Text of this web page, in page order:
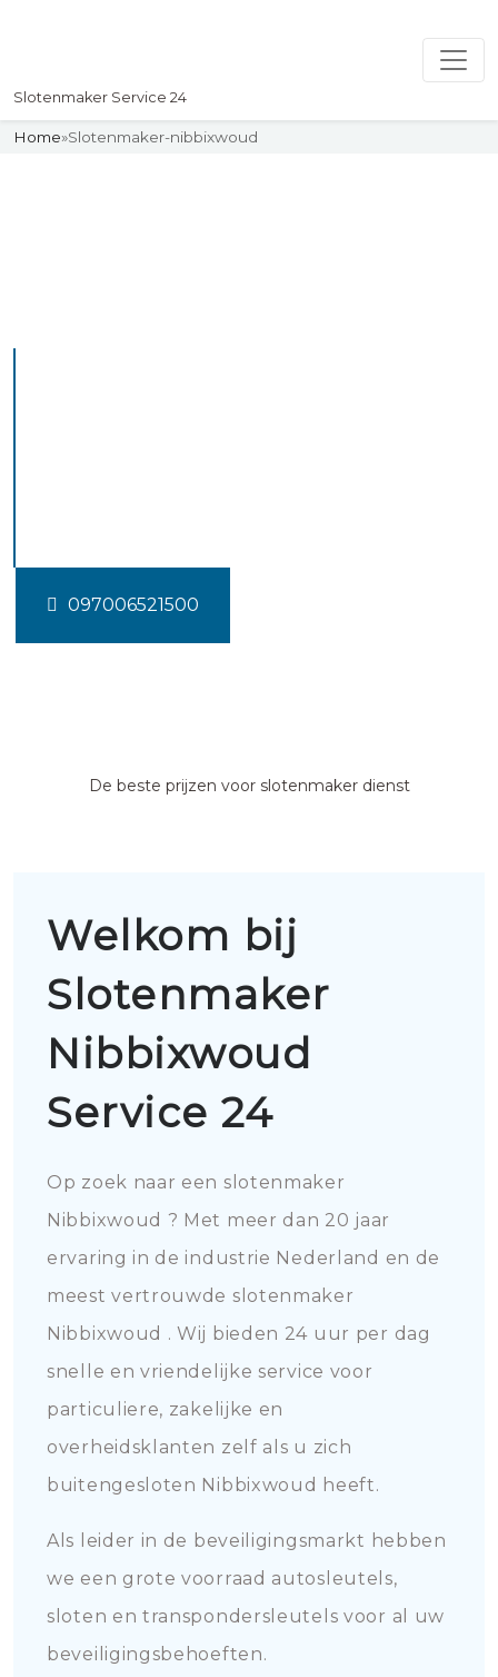
Slotenmaker Service 24
Home»Slotenmaker-nibbixwoud
097006521500
De beste prijzen voor slotenmaker dienst
Welkom bij
Slotenmaker
Nibbixwoud
Service 24
Op zoek naar een slotenmaker
Nibbixwoud ? Met meer dan 20 jaar
ervaring in de industrie Nederland en de
meest vertrouwde slotenmaker
Nibbixwoud . Wij bieden 24 uur per dag
snelle en vriendelijke service voor
particuliere, zakelijke en
overheidsklanten zelf als u zich
buitengesloten Nibbixwoud heeft.
Als leider in de beveiligingsmarkt hebben
we een grote voorraad autosleutels,
sloten en transpondersleutels voor al uw
beveiligingsbehoeften.